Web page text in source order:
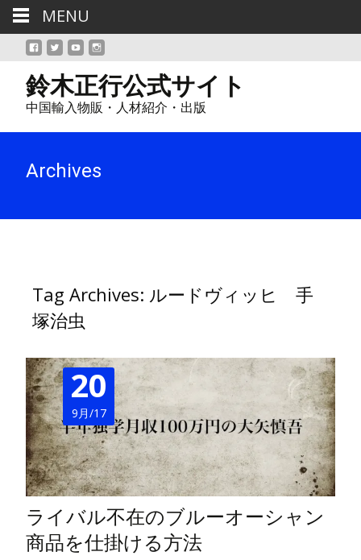
鈴木正行公式サイト
中国輸入物販・人材紹介・出版
Archives
Tag Archives: ルードヴィッヒ 手
塚治虫
20
9月/17
ライバル不在のブルーオーシャン
商品を仕掛ける方法
MENU